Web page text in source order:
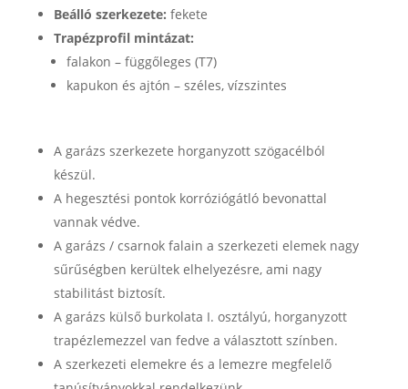
Beálló szerkezete: fekete
Trapézprofil mintázat:
falakon – függőleges (T7)
kapukon és ajtón – széles, vízszintes
A garázs szerkezete horganyzott szögacélból
készül.
A hegesztési pontok korróziógátló bevonattal
vannak védve.
A garázs / csarnok falain a szerkezeti elemek nagy
sűrűségben kerültek elhelyezésre, ami nagy
stabilitást biztosít.
A garázs külső burkolata I. osztályú, horganyzott
trapézlemezzel van fedve a választott színben.
A szerkezeti elemekre és a lemezre megfelelő